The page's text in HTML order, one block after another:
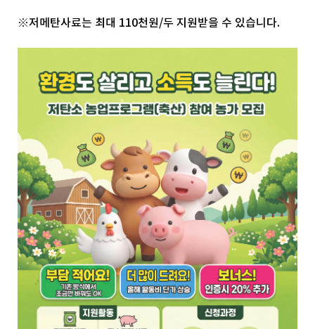
※저메탄사료는 최대 110천원/두 지원받을 수 있습니다.